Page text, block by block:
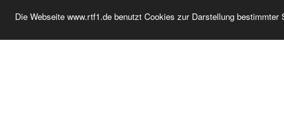
Die Webseite www.rtf1.de benutzt Cookies zur Darstellung bestimmter